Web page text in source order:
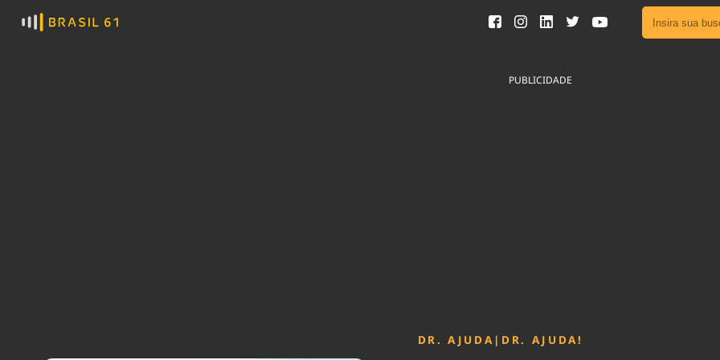
Ver
PUBLICIDADE
DR. AJUDA | DR. AJUDA!